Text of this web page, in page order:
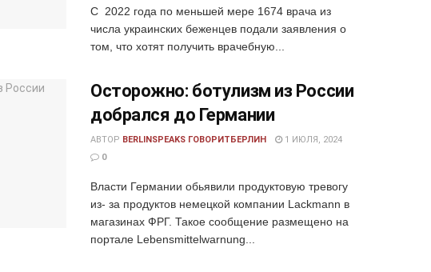
С 2022 года по меньшей мере 1674 врача из
числа украинских беженцев подали заявления о
том, что хотят получить врачебную...
Осторожно: ботулизм из России
добрался до Германии
АВТОР BERLINSPEAKS ГОВОРИТБЕРЛИН
1 ИЮЛЯ, 2024
0
Власти Германии обьявили продуктовую тревогу
из- за продуктов немецкой компании Lackmann в
магазинах ФРГ. Такое сообщение размещено на
портале Lebensmittelwarnung...